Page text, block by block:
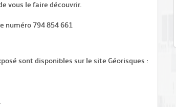
vous le faire découvrir.
numéro 794 854 661
sont disponibles sur le site Géorisques :